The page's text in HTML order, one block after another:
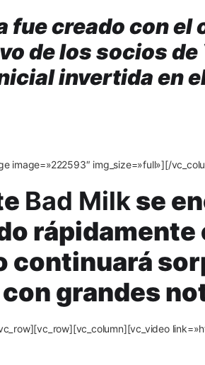
fue creado con el
de los socios de
invertida en
image=»222593″ img_size=»full»][/
Bad Milkse
rápidamente
continuará
grandes